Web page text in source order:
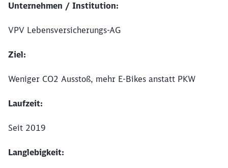
Unternehmen / Institution:
VPV Lebensversicherungs-AG
Ziel:
Weniger CO2 Ausstoß, mehr E-Bikes anstatt PKW
Laufzeit:
Seit 2019
Langlebigkeit: